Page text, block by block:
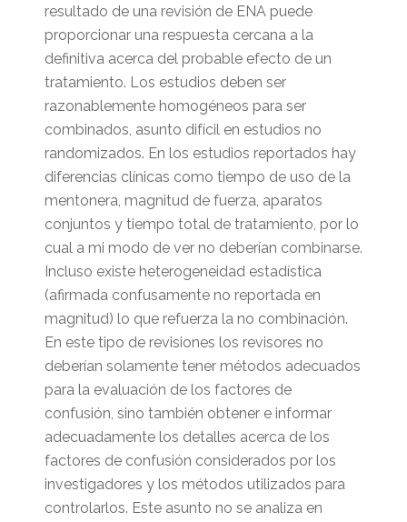
resultado de una revisión de ENA puede
proporcionar una respuesta cercana a la
definitiva acerca del probable efecto de un
tratamiento. Los estudios deben ser
razonablemente homogéneos para ser
combinados, asunto difícil en estudios no
randomizados. En los estudios reportados hay
diferencias clínicas como tiempo de uso de la
mentonera, magnitud de fuerza, aparatos
conjuntos y tiempo total de tratamiento, por lo
cual a mi modo de ver no deberían combinarse.
Incluso existe heterogeneidad estadística
(afirmada confusamente no reportada en
magnitud) lo que refuerza la no combinación.
En este tipo de revisiones los revisores no
deberían solamente tener métodos adecuados
para la evaluación de los factores de
confusión, sino también obtener e informar
adecuadamente los detalles acerca de los
factores de confusión considerados por los
investigadores y los métodos utilizados para
controlarlos. Este asunto no se analiza en